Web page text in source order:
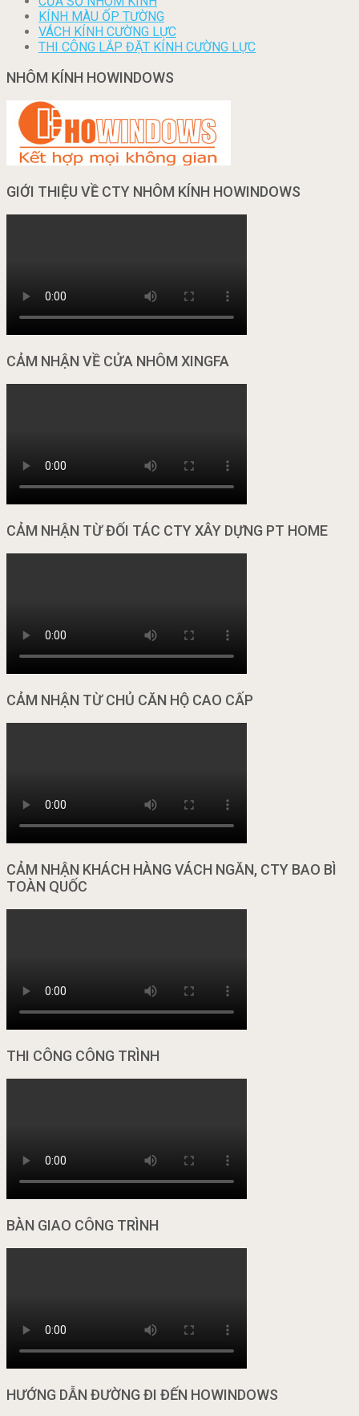
KÍNH MÀU ỐP TƯỜNG
VÁCH KÍNH CƯỜNG LỰC
THI CÔNG LẮP ĐẶT KÍNH CƯỜNG LỰC
NHÔM KÍNH HOWINDOWS
GIỚI THIỆU VỀ CTY NHÔM KÍNH HOWINDOWS
CẢM NHẬN VỀ CỬA NHÔM XINGFA
CẢM NHẬN TỪ ĐỐI TÁC CTY XÂY DỰNG PT HOME
CẢM NHẬN TỪ CHỦ CĂN HỘ CAO CẤP
CẢM NHẬN KHÁCH HÀNG VÁCH NGĂN, CTY BAO BÌ
TOÀN QUỐC
THI CÔNG CÔNG TRÌNH
BÀN GIAO CÔNG TRÌNH
HƯỚNG DẪN ĐƯỜNG ĐI ĐẾN HOWINDOWS